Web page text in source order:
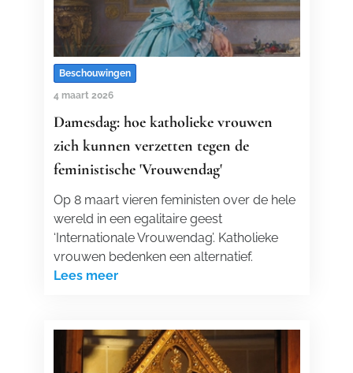
Beschouwingen
4 maart 2026
Damesdag: hoe katholieke vrouwen
zich kunnen verzetten tegen de
feministische 'Vrouwendag'
Op 8 maart vieren feministen over de hele
wereld in een egalitaire geest
‘Internationale Vrouwendag’. Katholieke
vrouwen bedenken een alternatief.
Lees meer